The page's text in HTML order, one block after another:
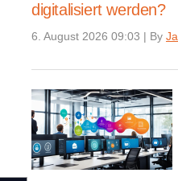
digitalisiert werden?
6. August 2026 09:03 | By